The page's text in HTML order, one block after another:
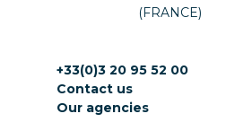
(FRANCE)
+33(0)3 20 95 52 00
Contact us
Our agencies